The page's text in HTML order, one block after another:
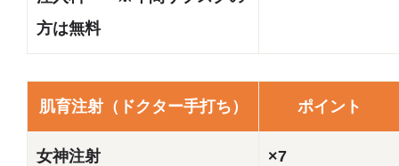
方は無料
肌育注射（ドクター手打ち） ポイント
女神注射 ×7